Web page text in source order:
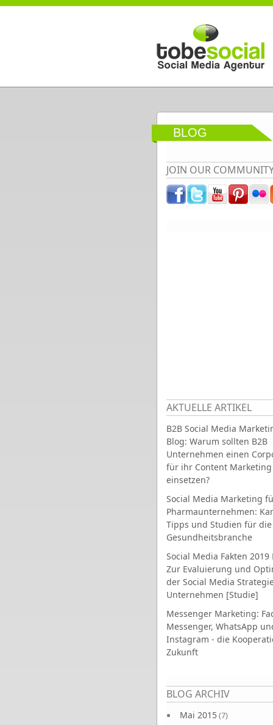
Direkt zum Inhalt
BLOG
JOIN OUR
AKTUELLE ARTIKEL
B2B Social Media
Blog: Warum sollten B2B
Unternehmen einen
für ihr Content Marketing
einsetzen?
Social Media Marketing
Pharmaunternehmen:
Tipps und Studien für die
Gesundheitsbranche
Social Media Fakten 2019
Zur Evaluierung und
der Social Media
Unternehmen [Studie]
Messenger Marketing:
Messenger, WhatsApp
Instagram - die
Zukunft
BLOG ARCHIV
Mai 2015(7)
Seiten